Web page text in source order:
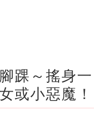
踝～搖身一
或小惡魔！